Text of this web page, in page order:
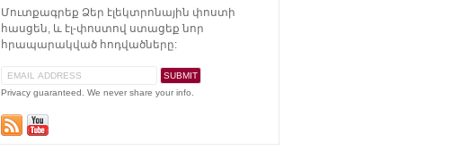
Մուտքագրեք Ձեր էլեկտրոնային փոստի
հասցեն, և էլ-փոստով ստացեք նոր
հրապարակված հոդվածները:
Privacy guaranteed. We never share your info.